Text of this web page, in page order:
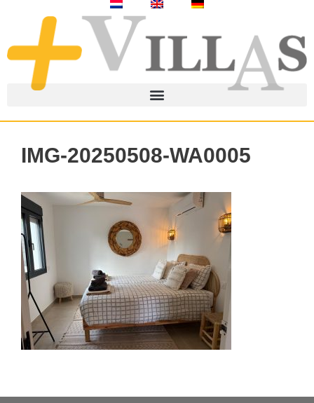
IMG-20250508-WA0005